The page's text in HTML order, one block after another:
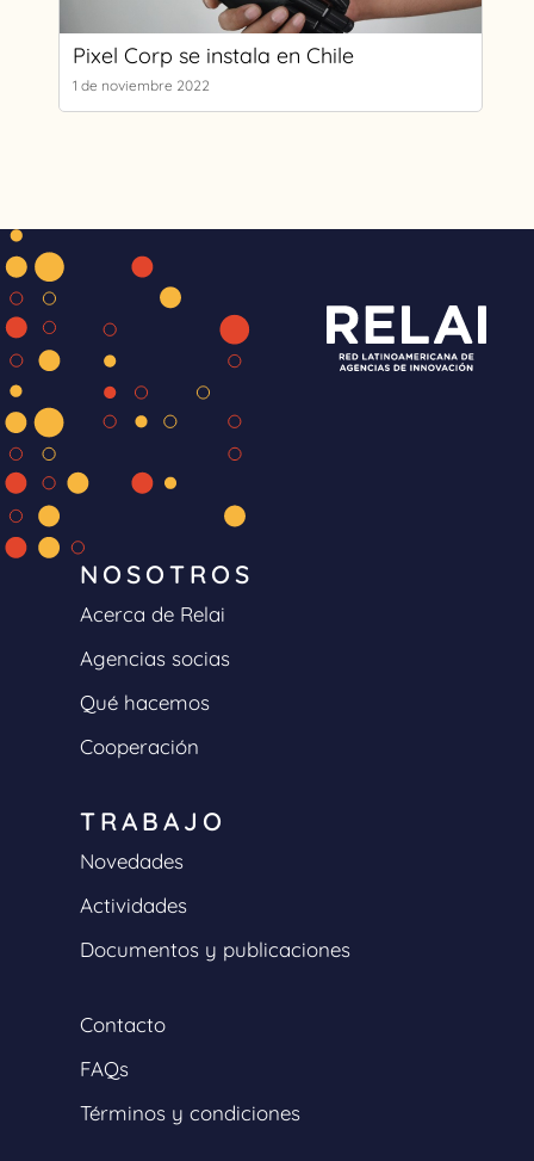
Pixel Corp se instala en Chile
1 de noviembre 2022
NOSOTROS
Acerca de Relai
Agencias socias
Qué hacemos
Cooperación
TRABAJO
Novedades
Actividades
Documentos y publicaciones
Contacto
FAQs
Términos y condiciones